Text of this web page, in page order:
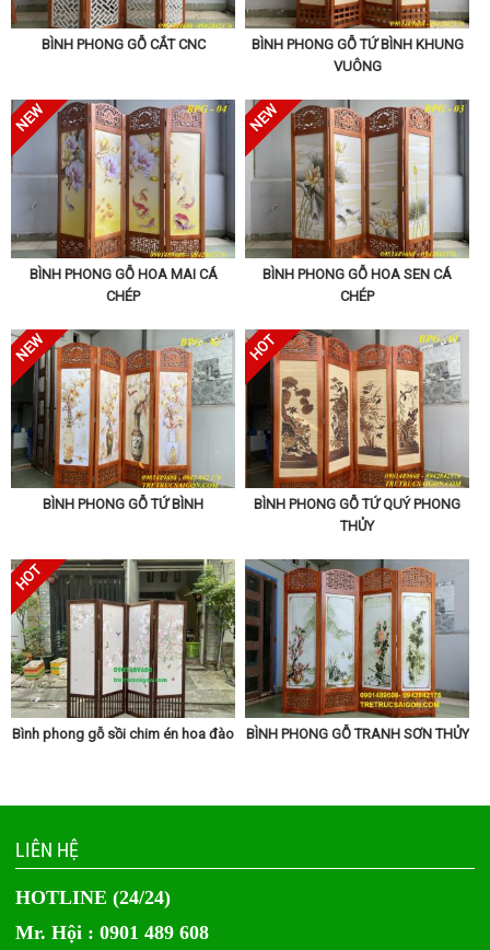
BÌNH PHONG GỖ CẮT CNC
BÌNH PHONG GỖ TỨ BÌNH KHUNG
VUÔNG
BÌNH PHONG GỖ HOA MAI CÁ
CHÉP
BÌNH PHONG GỖ HOA SEN CÁ
CHÉP
BÌNH PHONG GỖ TỨ BÌNH
BÌNH PHONG GỖ TỨ QUÝ PHONG
THỦY
Bình phong gỗ sồi chim én hoa đào BÌNH PHONG GỖ TRANH SƠN THỦY
LIÊN HỆ
HOTLINE (24/24)
Mr. Hội : 0901 489 608